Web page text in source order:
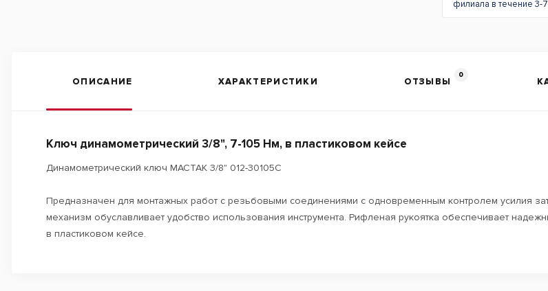
филиала в течение 3-
ОПИСАНИЕ ХАРАКТЕРИСТИКИ ОТЗЫВЫ
0
Ключ динамометрический 3/8", 7-105 Нм, в пластиковом кейсе
Динамометрический ключ МАСТАК 3/8" 012-30105C
Предназначен для монтажных работ с резьбовыми соединениями с одновременным контролем усилия
механизм обуславливает удобство использования инструмента. Рифленая рукоятка обеспечивает
в пластиковом кейсе.